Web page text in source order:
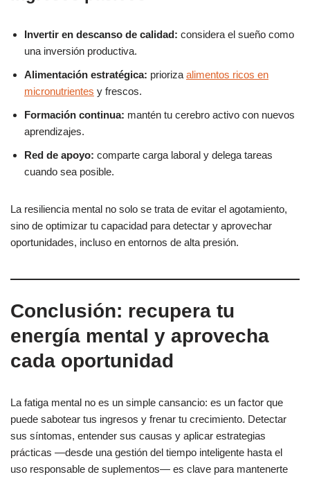
Invertir en descanso de calidad: considera el sueño como
una inversión productiva.
Alimentación estratégica: prioriza alimentos ricos en
micronutrientes y frescos.
Formación continua: mantén tu cerebro activo con nuevos
aprendizajes.
Red de apoyo: comparte carga laboral y delega tareas
cuando sea posible.
La resiliencia mental no solo se trata de evitar el agotamiento,
sino de optimizar tu capacidad para detectar y aprovechar
oportunidades, incluso en entornos de alta presión.
Conclusión: recupera tu
energía mental y aprovecha
cada oportunidad
La fatiga mental no es un simple cansancio: es un factor que
puede sabotear tus ingresos y frenar tu crecimiento. Detectar
sus síntomas, entender sus causas y aplicar estrategias
prácticas —desde una gestión del tiempo inteligente hasta el
uso responsable de suplementos— es clave para mantenerte